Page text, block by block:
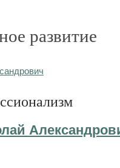
развитие